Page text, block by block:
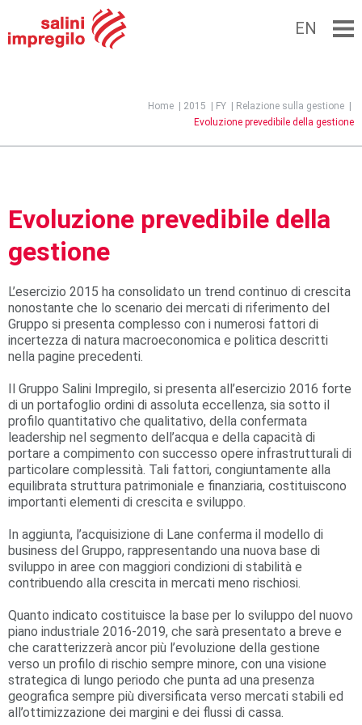
EN
Home 2015 FY Relazione sulla gestione
Evoluzione prevedibile della gestione
Evoluzione prevedibile della
gestione
L’esercizio 2015 ha consolidato un trend continuo di crescita
nonostante che lo scenario dei mercati di riferimento del
Gruppo si presenta complesso con i numerosi fattori di
incertezza di natura macroeconomica e politica descritti
nella pagine precedenti.
Il Gruppo Salini Impregilo, si presenta all’esercizio 2016 forte
di un portafoglio ordini di assoluta eccellenza, sia sotto il
profilo quantitativo che qualitativo, della confermata
leadership nel segmento dell’acqua e della capacità di
portare a compimento con successo opere infrastrutturali di
particolare complessità. Tali fattori, congiuntamente alla
equilibrata struttura patrimoniale e finanziaria, costituiscono
importanti elementi di crescita e sviluppo.
In aggiunta, l’acquisizione di Lane conferma il modello di
business del Gruppo, rappresentando una nuova base di
sviluppo in aree con maggiori condizioni di stabilità e
contribuendo alla crescita in mercati meno rischiosi.
Quanto indicato costituisce la base per lo sviluppo del nuovo
piano industriale 2016-2019, che sarà presentato a breve e
che caratterizzerà ancor più l’evoluzione della gestione
verso un profilo di rischio sempre minore, con una visione
strategica di lungo periodo che punta ad una presenza
geografica sempre più diversificata verso mercati stabili ed
all’ottimizzazione dei margini e dei flussi di cassa.